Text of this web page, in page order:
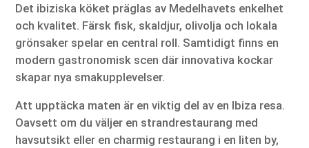
Det ibiziska köket präglas av Medelhavets enkelhet
och kvalitet. Färsk fisk, skaldjur, olivolja och lokala
grönsaker spelar en central roll. Samtidigt finns en
modern gastronomisk scen där innovativa kockar
skapar nya smakupplevelser.
Att upptäcka maten är en viktig del av en Ibiza resa.
Oavsett om du väljer en strandrestaurang med
havsutsikt eller en charmig restaurang i en liten by,